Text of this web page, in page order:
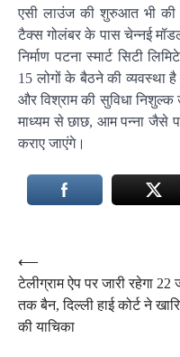
एसी लाउंज की शुरुआत भी की
टैक्स गोलंबर के पास चेन्नई
निर्माण पटना स्मार्ट सिटी
15 लोगों के बैठने की व्यवस्था
और विश्राम की सुविधा निशुल्क
माध्यम से छाछ, आम पन्ना जैसे
कराए जाएंगे।
Post
navigation
⟵
टेलीग्राम ऐप पर जारी रहेगा 22
तक बैन, दिल्ली हाई कोर्ट ने
की याचिका